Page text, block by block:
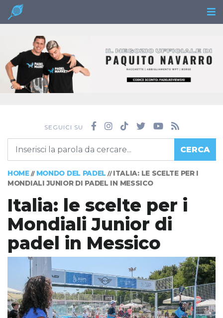
SEGUICI SU
CERCA
HOME// MONDO DEL PADEL // ITALIA: LE SCELTE PER I
MONDIALI JUNIOR DI PADEL IN MESSICO
Italia: le scelte per i
Mondiali Junior di
padel in Messico